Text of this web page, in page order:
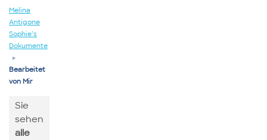
Melina
Antigone
Sophie’s
Dokumente
▸
Bearbeitet
von Mir
Sie
sehen
alle